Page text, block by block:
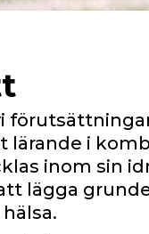
lärande i
inom sin
lägga